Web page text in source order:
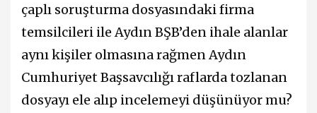
çaplı soruşturma dosyasındaki firma
temsilcileri ile Aydın BŞB’den ihale alanlar
aynı kişiler olmasına rağmen Aydın
Cumhuriyet Başsavcılığı raflarda tozlanan
dosyayı ele alıp incelemeyi düşünüyor mu?